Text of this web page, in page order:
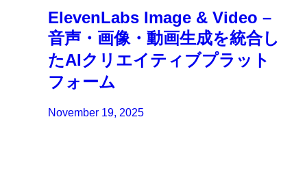
ElevenLabs Image & Video –
音声・画像・動画生成を統合し
たAIクリエイティブプラット
フォーム
November 19, 2025